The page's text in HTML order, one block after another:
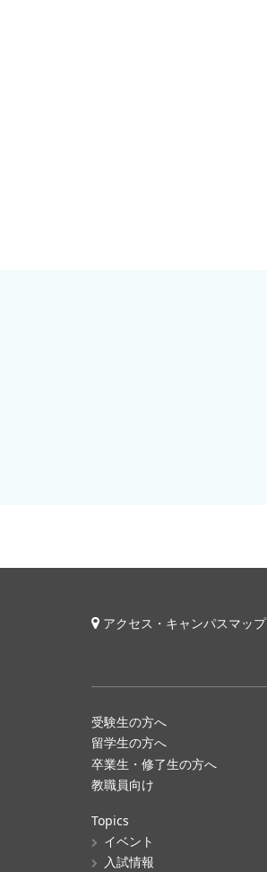
アクセス・キャンパスマップ
受験生の方へ
留学生の方へ
卒業生・修了生の方へ
教職員向け
Topics
イベント
入試情報